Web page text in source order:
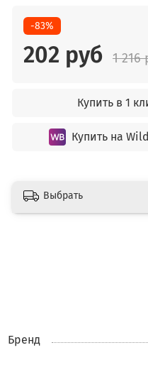
-83%
202 руб 1 216
Купить в 1
Купить на
Выбрать
Бренд